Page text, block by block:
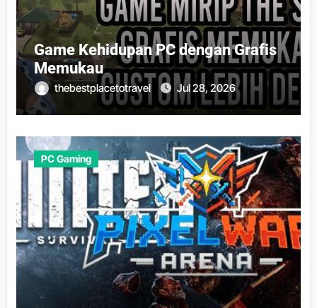
Game Kehidupan PC dengan Grafis
Memukau
thebestplacetotravel Jul 28, 2026
PC Gaming